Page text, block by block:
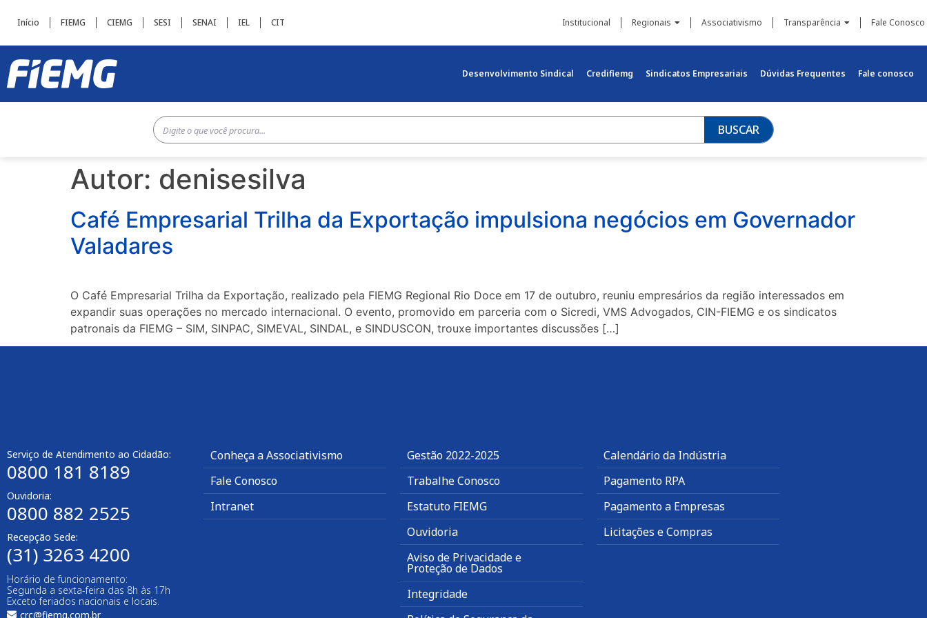
Início FIEMG CIEMG SESI SENAI IEL CIT Institucional Regionais Associativismo Transparência Fale Conosco
Desenvolvimento Sindical Credifiemg Sindicatos Empresariais Dúvidas Frequentes Fale conosco
BUSCAR
Autor: denisesilva
Café Empresarial Trilha da Exportação impulsiona negócios em Governador
Valadares
O Café Empresarial Trilha da Exportação, realizado pela FIEMG Regional Rio Doce em 17 de outubro, reuniu empresários da região interessados em
expandir suas operações no mercado internacional. O evento, promovido em parceria com o Sicredi, VMS Advogados, CIN-FIEMG e os sindicatos
patronais da FIEMG – SIM, SINPAC, SIMEVAL, SINDAL, e SINDUSCON, trouxe importantes discussões […]
Serviço de Atendimento ao Cidadão:
0800 181 8189
Ouvidoria:
0800 882 2525
Recepção Sede:
(31) 3263 4200
Horário de funcionamento:
Segunda a sexta-feira das 8h às 17h
Exceto feriados nacionais e locais.
crc@fiemg.com.br
Conheça a Associativismo
Fale Conosco
Intranet
Gestão 2022-2025
Trabalhe Conosco
Estatuto FIEMG
Ouvidoria
Aviso de Privacidade e
Proteção de Dados
Integridade
Calendário da Indústria
Pagamento RPA
Pagamento a Empresas
Licitações e Compras